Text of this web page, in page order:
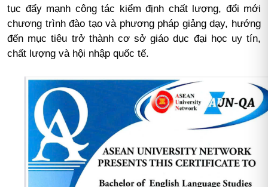
tục đẩy mạnh công tác kiểm định chất lượng, đổi mới
chương trình đào tạo và phương pháp giảng dạy, hướng
đến mục tiêu trở thành cơ sở giáo dục đại học uy tín,
chất lượng và hội nhập quốc tế.